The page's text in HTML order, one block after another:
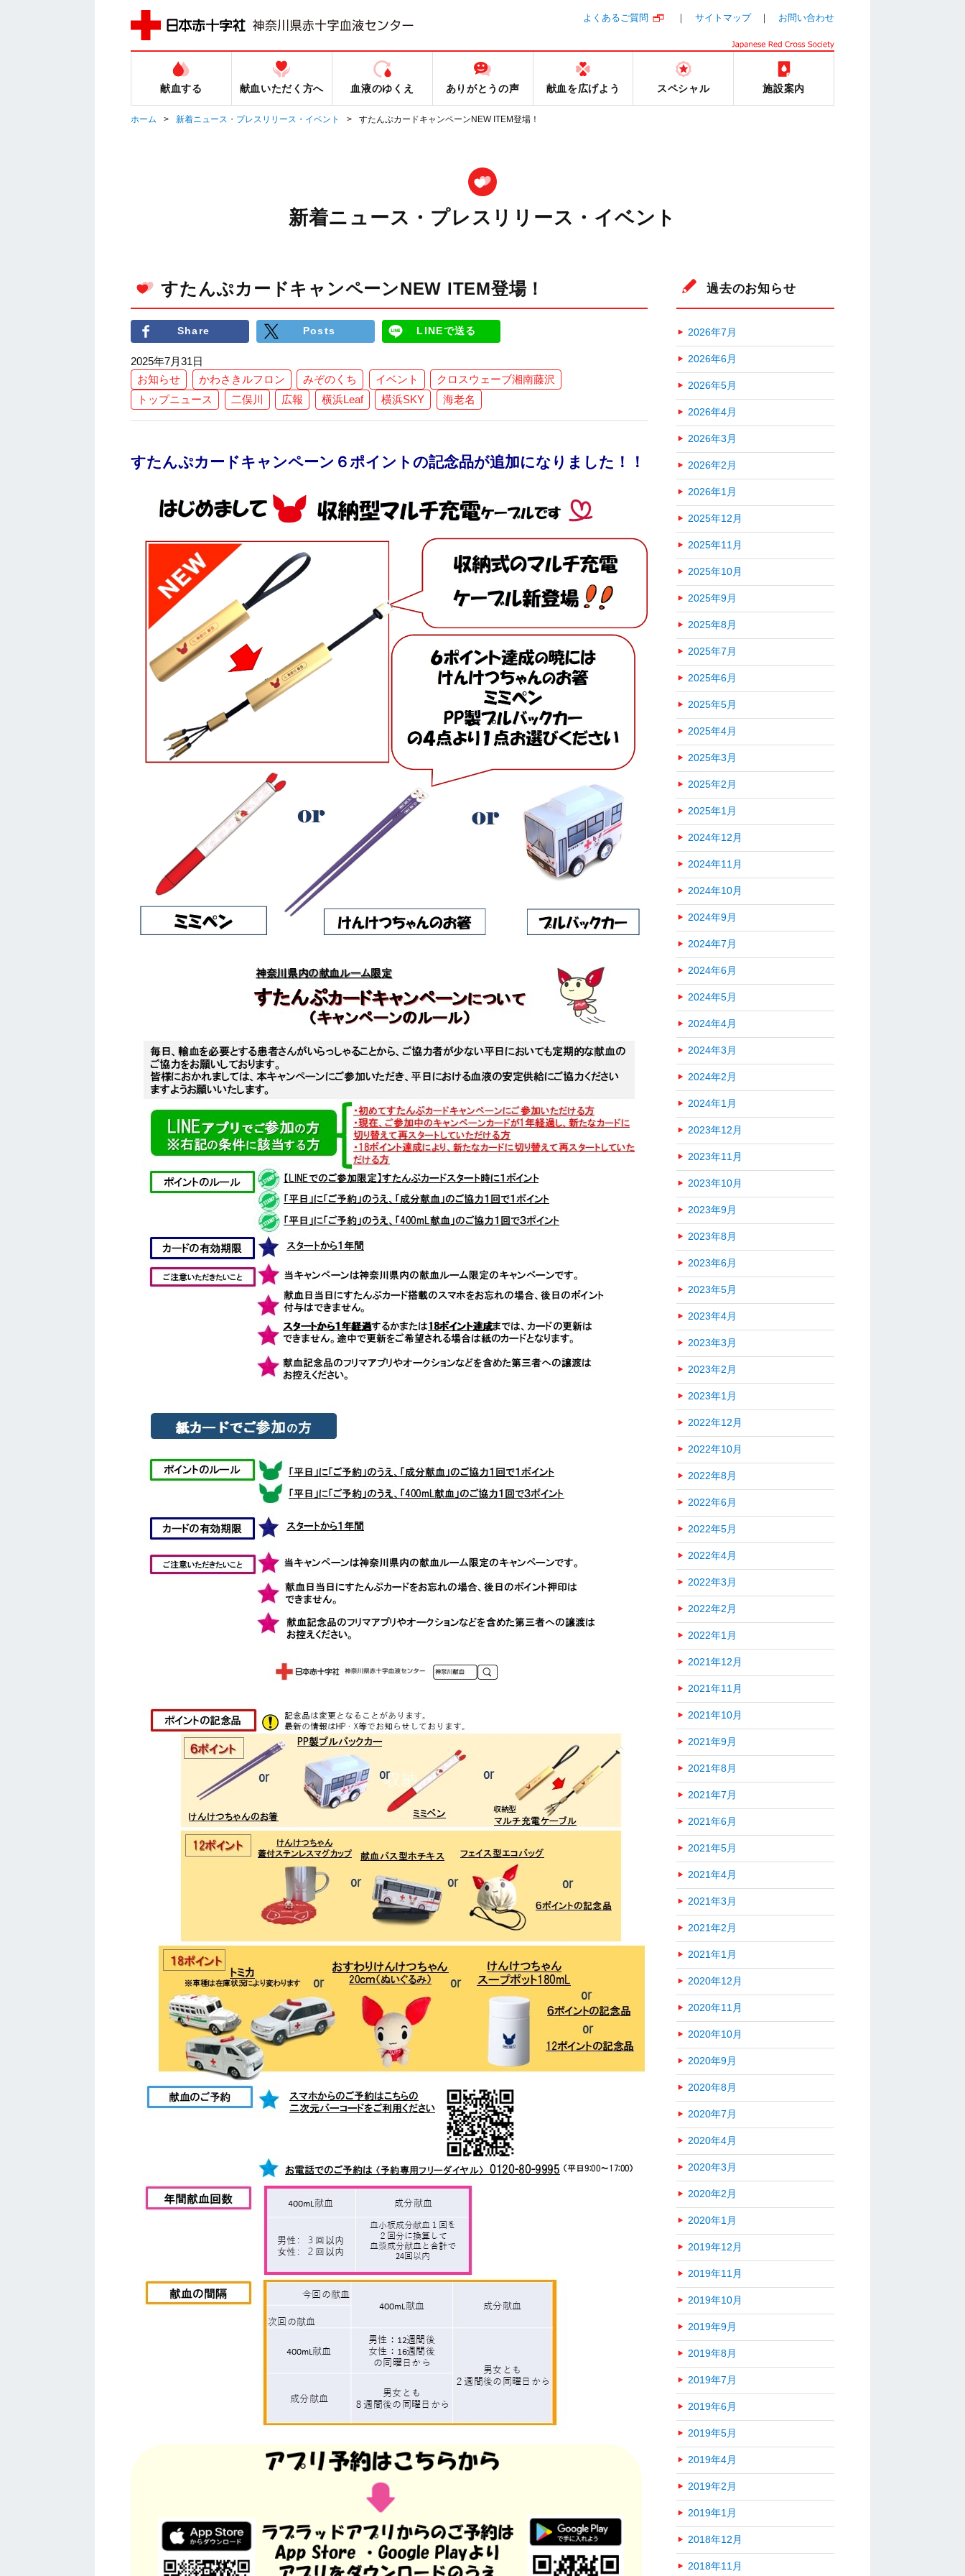
よくあるご質問 サイトマップ お問い合わせ
献血する 献血いただく方へ 血液のゆくえ ありがとうの声 献血を広げよう スペシャル 施設案内
ホーム 新着ニュース・プレスリリース・イベント すたんぷカードキャンペーンNEW ITEM登場！
新着ニュース・プレスリリース・イベント
すたんぷカードキャンペーンNEW ITEM登場！
Share Posts LINEで送る
2025年7月31日
お知らせ
かわさきルフロン みぞのくち イベント
クロスウェーブ湘南藤沢
トップニュース
二俣川 広報 横浜Leaf 横浜SKY 海老名
すたんぷカードキャンペーン６ポイントの記念品が追加になりました！！
過去のお知らせ
2026年7月
2026年6月
2026年5月
2026年4月
2026年3月
2026年2月
2026年1月
2025年12月
2025年11月
2025年10月
2025年9月
2025年8月
2025年7月
2025年6月
2025年5月
2025年4月
2025年3月
2025年2月
2025年1月
2024年12月
2024年11月
2024年10月
2024年9月
2024年7月
2024年6月
2024年5月
2024年4月
2024年3月
2024年2月
2024年1月
2023年12月
2023年11月
2023年10月
2023年9月
2023年8月
2023年6月
2023年5月
2023年4月
2023年3月
2023年2月
2023年1月
2022年12月
2022年10月
2022年8月
2022年6月
2022年5月
2022年4月
2022年3月
2022年2月
2022年1月
2021年12月
2021年11月
2021年10月
2021年9月
2021年8月
2021年7月
2021年6月
2021年5月
2021年4月
2021年3月
2021年2月
2021年1月
2020年12月
2020年11月
2020年10月
2020年9月
2020年8月
2020年7月
2020年4月
2020年3月
2020年2月
2020年1月
2019年12月
2019年11月
2019年10月
2019年9月
2019年8月
2019年7月
2019年6月
2019年5月
2019年4月
2019年2月
2019年1月
2018年12月
2018年11月